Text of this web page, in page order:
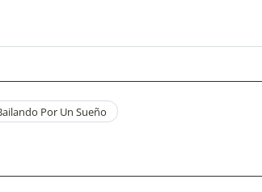
Por Un Sueño